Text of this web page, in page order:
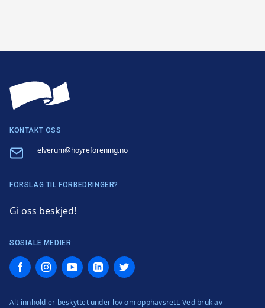
KONTAKT OSS
Email elverum@hoyreforening.no
FORSLAG TIL FORBEDRINGER?
Gi oss beskjed!
SOSIALE MEDIER
FacebookInstagramYouTubeLinkedInTwitter
Alt innhold er beskyttet under lov om opphavsrett. Ved bruk av